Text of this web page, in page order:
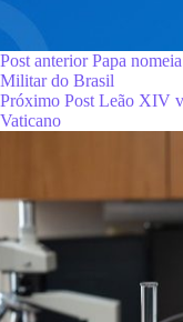
PostanteriorPapa
Militar do Brasil
Próximo Post Leão XIV
Vaticano